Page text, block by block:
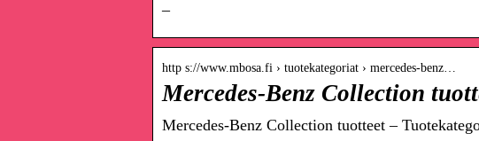
–
http s://www.mbosa.fi › tuotekategoriat › mercedes-benz…
Mercedes-Benz Collection
Mercedes-Benz Collection tuotteet –